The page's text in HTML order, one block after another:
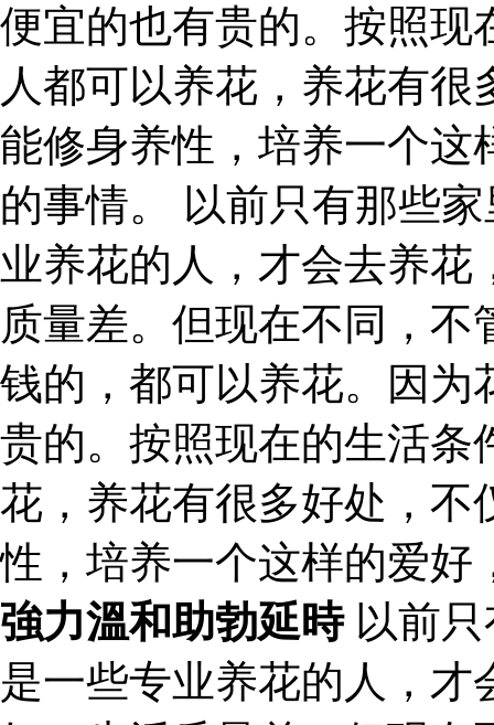
便宜的也有贵的。按照现
人都可以养花，养花有
能修身养性，培养一个这
的事情。 以前只有那些
业养花的人，才会去养
质量差。但现在不同，
钱的，都可以养花。因为
贵的。按照现在的生活条
花，养花有很多好处，不
性，培养一个这样的爱好
強力溫和助勃延時以前只
是一些专业养花的人，